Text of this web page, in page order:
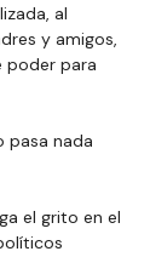
al
y amigos,
poder para
pasa nada
el grito en el